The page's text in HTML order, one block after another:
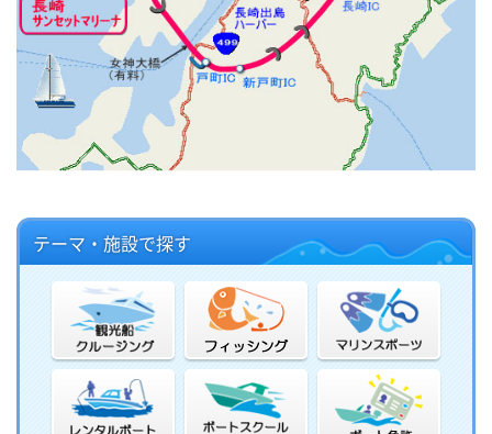
テーマ・施設で探す